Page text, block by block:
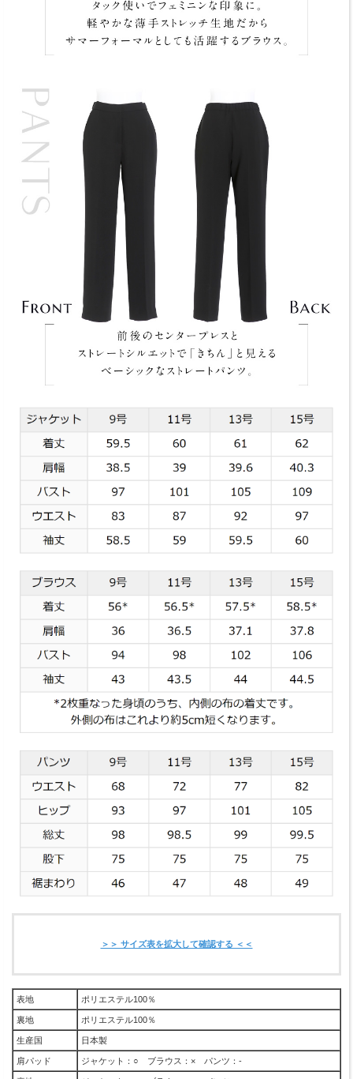
＞＞ サイズ表を拡大して確認する ＜＜
表地 ポリエステル100％
裏地 ポリエステル100％
生産国 日本製
肩パッド ジャケット：○ ブラウス：× パンツ：-